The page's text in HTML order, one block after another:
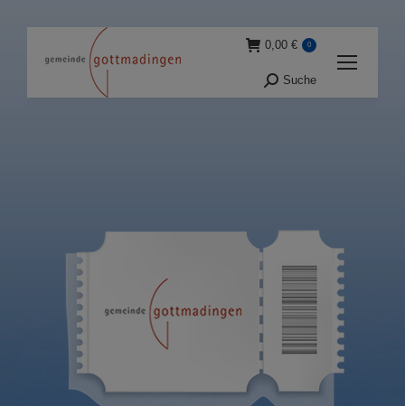
0,00 € 0
Suche:
Suche